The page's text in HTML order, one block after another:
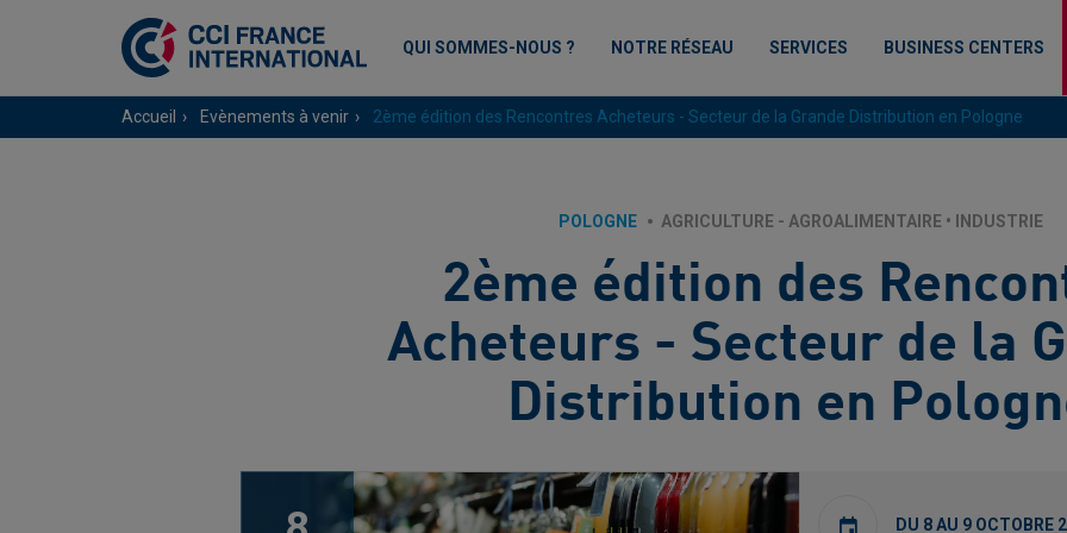
QUI SOMMES-NOUS ? NOTRE RÉSEAU SERVICES BUSINESS CENTERS
Accueil Evènements à venir 2ème édition des Rencontres Acheteurs - Secteur de la Grande Distribution en Pologne
POLOGNE AGRICULTURE - AGROALIMENTAIRE• INDUSTRIE
2ème édition des
Acheteurs - Secteur de la
Distribution en
DU 8 AU 9 OCTOBRE